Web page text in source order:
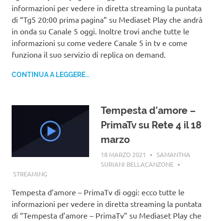
informazioni per vedere in diretta streaming la puntata
di “Tg5 20:00 prima pagina” su Mediaset Play che andrà
in onda su Canale 5 oggi. Inoltre trovi anche tutte le
informazioni su come vedere Canale 5 in tv e come
funziona il suo servizio di replica on demand.
CONTINUA A LEGGERE...
Tempesta d’amore –
PrimaTv su Rete 4 il 18
marzo
18 MARZO 2021
SAMANTHA
SURIANI BELLACANZONE
STREAMING
Tempesta d’amore – PrimaTv di oggi: ecco tutte le
informazioni per vedere in diretta streaming la puntata
di “Tempesta d’amore – PrimaTv” su Mediaset Play che